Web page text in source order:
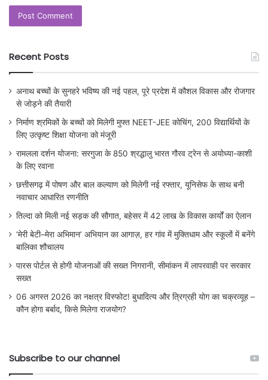
Recent Posts
अनाथ बच्चों के सुनहरे भविष्य की नई पहल, पूरे प्रदेश में कौशल विकास और रोजगार
से जोड़ने की तैयारी
निर्माण श्रमिकों के बच्चों को मिलेगी मुफ्त NEET-JEE कोचिंग, 200 विद्यार्थियों के
लिए उत्कृष्ट शिक्षा योजना को मंजूरी
रामलला दर्शन योजना: सरगुजा के 850 श्रद्धालु भारत गौरव ट्रेन से अयोध्या-काशी
के लिए रवाना
छत्तीसगढ़ में पोषण और बाल कल्याण को मिलेगी नई रफ्तार, यूनिसेफ के साथ बनी
नवाचार आधारित रणनीति
तिल्दा को मिली नई सड़क की सौगात, बहेसर में 42 लाख के विकास कार्यों का ऐलान
‘मेरी बेटी–मेरा अभिमान’ अभियान का आगाज़, हर गांव में मुक्तिधाम और स्कूलों में बनेंगे
बालिका शौचालय
पारस पोर्टल से होगी योजनाओं की सख्त निगरानी, सीमांकन में लापरवाही पर सरकार
सख्त
06 अगस्त 2026 का नक्षत्र विस्फोट! बुधादित्य और त्रिग्रही योग का चक्रव्यूह –
कौन होगा बर्बाद, किसे मिलेगा राजयोग?
Subscribe to our channel